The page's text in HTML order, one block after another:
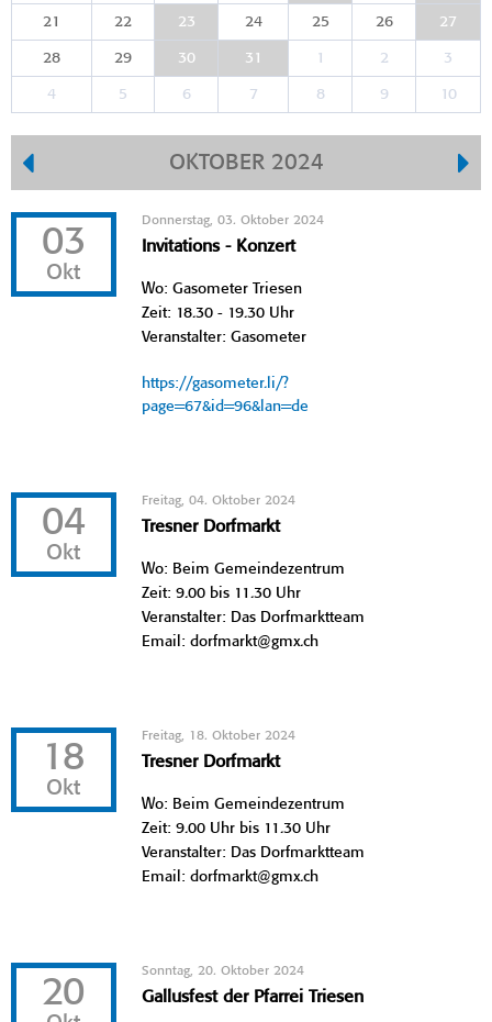
21 22 23 24 25 26 27
28 29 30 31 1 2 3
4 5 6 7 8 9 10
OKTOBER 2024
03
Okt
Donnerstag, 03. Oktober 2024
Invitations - Konzert
Wo: Gasometer Triesen
Zeit: 18.30 - 19.30 Uhr
Veranstalter: Gasometer
https://gasometer.li/?
page=67&id=96&lan=de
04
Okt
Freitag, 04. Oktober 2024
Tresner Dorfmarkt
Wo: Beim Gemeindezentrum
Zeit: 9.00 bis 11.30 Uhr
Veranstalter: Das Dorfmarktteam
Email: dorfmarkt@gmx.ch
18
Okt
Freitag, 18. Oktober 2024
Tresner Dorfmarkt
Wo: Beim Gemeindezentrum
Zeit: 9.00 Uhr bis 11.30 Uhr
Veranstalter: Das Dorfmarktteam
Email: dorfmarkt@gmx.ch
20
Sonntag, 20. Oktober 2024
Gallusfest der Pfarrei Triesen